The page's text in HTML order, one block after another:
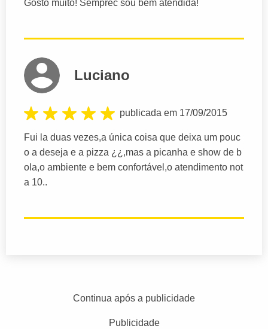
Gosto muito! Semprec sou bem atendida!
Luciano
publicada em 17/09/2015
Fui la duas vezes,a única coisa que deixa um pouc
o a deseja e a pizza ¿¿,mas a picanha e show de b
ola,o ambiente e bem confortável,o atendimento not
a 10..
Continua após a publicidade
Publicidade